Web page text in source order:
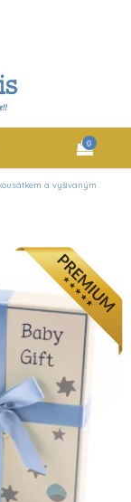
0
a vyšívaným